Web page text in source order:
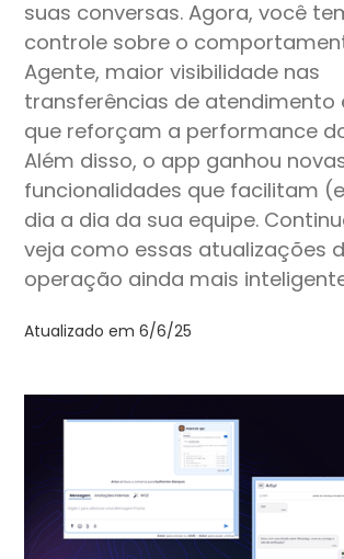
suas conversas. Agora, você
controle sobre o
Agente, maior visibilidade nas
transferências de atendimento
que reforçam a performance
Além disso, o app ganhou
funcionalidades que facilitam
dia a dia da sua equipe.
veja como essas atualizações
operação ainda mais
Atualizado em 6/6/25